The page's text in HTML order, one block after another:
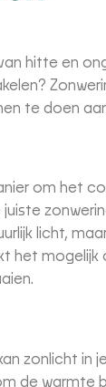
hitte en
te doen
om het
licht,
het
zonlicht in
de warmte